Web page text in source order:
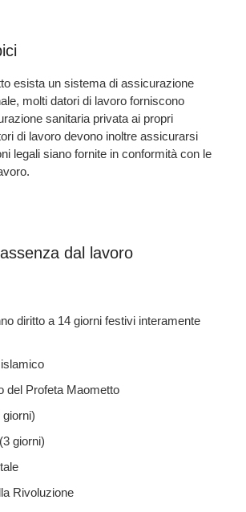
esista un sistema di assicurazione
molti datori di lavoro forniscono
sanitaria privata ai propri
di lavoro devono inoltre assicurarsi
legali siano fornite in conformità con le
dal lavoro
diritto a 14 giorni festivi interamente
del Profeta Maometto
giorni)
giorni)
Rivoluzione